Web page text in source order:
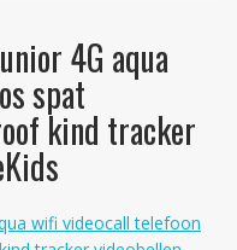
4G aqua
spat
kind tracker